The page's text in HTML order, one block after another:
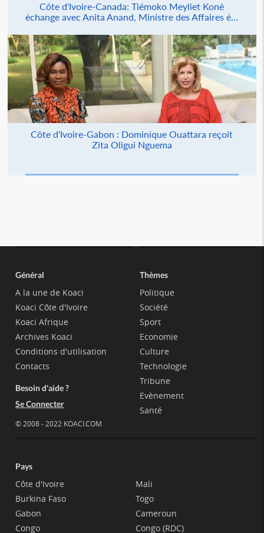
Côte d'Ivoire-Canada: Tiémoko Meyliet Koné
échange avec Anita Anand, Ministre des Affaires é...
Côte d'Ivoire-Gabon : Dominique Ouattara reçoit
Zita Oligui Nguema
Général
A la une de Koaci
Koaci Côte d'Ivoire
Koaci Afrique
Archives Koaci
Conditions d'utilisation
Contacts
Besoin d'aide ?
Se Connecter
© 2008 - 2022 KOACI.COM
Thèmes
Politique
Société
Sport
Economie
Culture
Technologie
Tribune
Evènement
Santé
Pays
Côte d'Ivoire
Burkina Faso
Gabon
Congo
Mali
Togo
Cameroun
Congo (RDC)